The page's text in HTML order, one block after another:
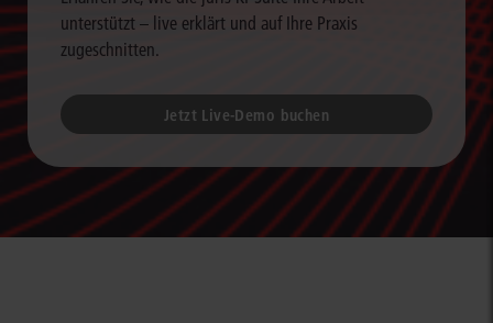
unterstützt – live erklärt und auf Ihre Praxis
zugeschnitten.
Jetzt Live-Demo buchen